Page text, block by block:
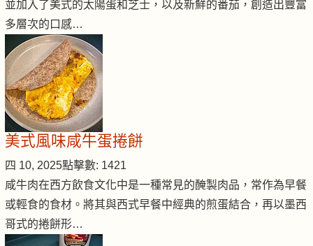
並加入了美式的太陽蛋和芝士，以及新鮮的番茄，創造出豐富
多層次的口感…
美式風味咸牛蛋捲餅
四 10, 2025點擊數: 1421
咸牛肉在西方飲食文化中是一種常見的醃製肉品，常作為早餐
或輕食的食材。將其與西式早餐中經典的煎蛋結合，再以墨西
哥式的捲餅形…